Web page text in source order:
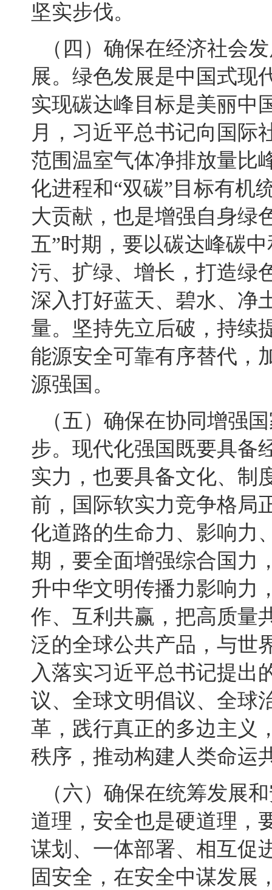
坚实步伐。
（四）确保在经济社会
展。绿色发展是中国式现
实现碳达峰目标是美丽中
月，习近平总书记向国际
范围温室气体净排放量比
化进程和“双碳”目标有机
大贡献，也是增强自身绿
五”时期，要以碳达峰碳
污、扩绿、增长，打造绿
深入打好蓝天、碧水、净
量。坚持先立后破，持续
能源安全可靠有序替代，
源强国。
（五）确保在协同增强
步。现代化强国既要具备
实力，也要具备文化、制
前，国际软实力竞争格局
化道路的生命力、影响力
期，要全面增强综合国力
升中华文明传播力影响力
作、互利共赢，把高质量
泛的全球公共产品，与世
入落实习近平总书记提出
议、全球文明倡议、全球
革，践行真正的多边主义
秩序，推动构建人类命运
（六）确保在统筹发展
道理，安全也是硬道理，
谋划、一体部署、相互促
固安全，在安全中谋发展